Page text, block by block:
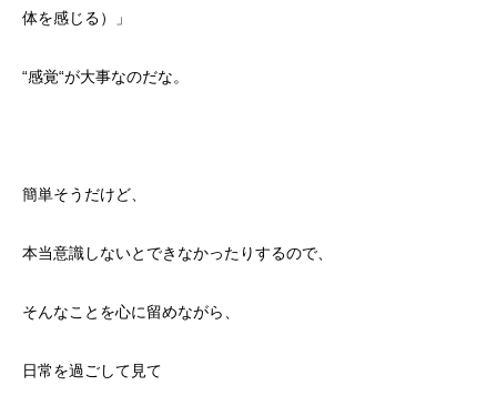
体を感じる）」
“感覚“が大事なのだな。
簡単そうだけど、
本当意識しないとできなかったりするので、
そんなことを心に留めながら、
日常を過ごして見て